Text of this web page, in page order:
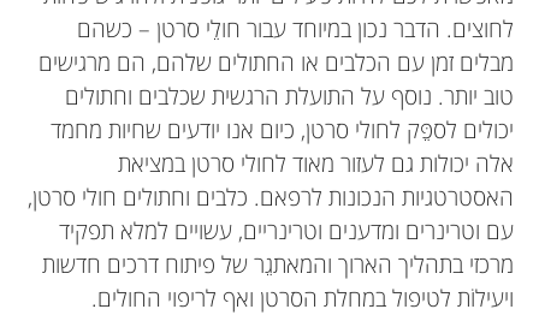
לחוצים. הדבר נכון במיוחד עבור חולֵי סרטן – כשהם
מבלים זמן עם הכלבים או החתולים שלהם, הם מרגישים
טוב יותר. נוסף על התועלת הרגשית שכלבים וחתולים
יכולים לספֵּק לחולי סרטן, כיום אנו יודעים שחיות מחמד
אלה יכולות גם לעזור מאוד לחולי סרטן במציאת
האסטרטגיות הנכונות לרפאם. כלבים וחתולים חולי סרטן,
עם וטרינרים ומדענים וטרינריים, עשויים למלא תפקיד
מרכזי בתהליך הארוך והמאתגֵר של פיתוח דרכים חדשות
ויעילוֹת לטיפול במחלת הסרטן ואף לריפוי החולים.